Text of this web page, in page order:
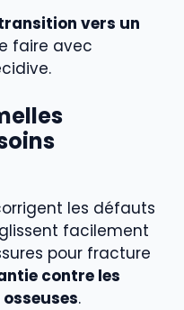
vers un
faire avec
les défauts
glissent facilement
pour fracture
contre les
.